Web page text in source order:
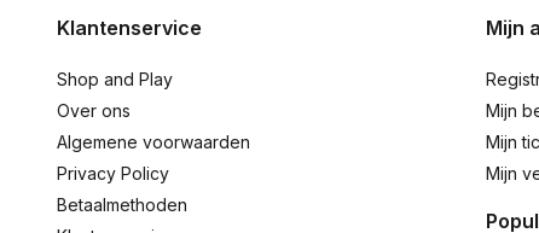
Klantenservice
Shop and Play
Over ons
Algemene voorwaarden
Privacy Policy
Betaalmethoden
Mijn
Mijn
Mijn
Mijn